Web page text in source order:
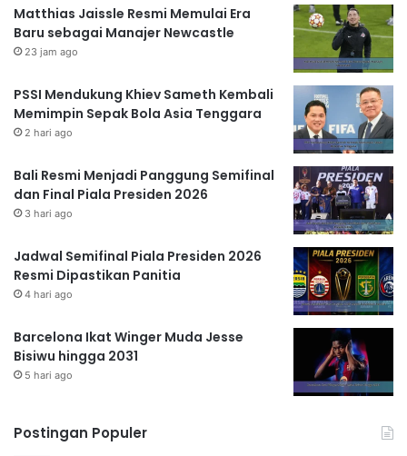
Matthias Jaissle Resmi Memulai Era
Baru sebagai Manajer Newcastle
23 jam ago
PSSI Mendukung Khiev Sameth Kembali
Memimpin Sepak Bola Asia Tenggara
2 hari ago
Bali Resmi Menjadi Panggung Semifinal
dan Final Piala Presiden 2026
3 hari ago
Jadwal Semifinal Piala Presiden 2026
Resmi Dipastikan Panitia
4 hari ago
Barcelona Ikat Winger Muda Jesse
Bisiwu hingga 2031
5 hari ago
Postingan Populer